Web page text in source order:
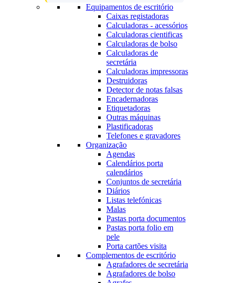
Equipamentos de escritório
Caixas registadoras
Calculadoras - acessórios
Calculadoras cientificas
Calculadoras de bolso
Calculadoras de
secretária
Calculadoras impressoras
Destruidoras
Detector de notas falsas
Encadernadoras
Etiquetadoras
Outras máquinas
Plastificadoras
Telefones e gravadores
Organização
Agendas
Calendários porta
calendários
Conjuntos de secretária
Diários
Listas telefónicas
Malas
Pastas porta documentos
Pastas porta folio em
pele
Porta cartões visita
Complementos de escritório
Agrafadores de secretária
Agrafadores de bolso